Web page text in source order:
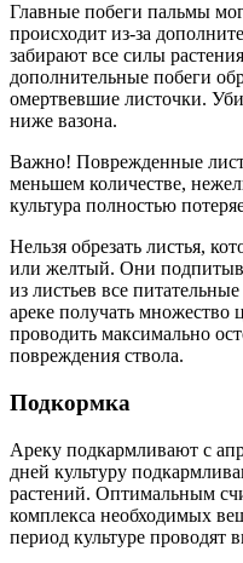
Главные побеги пальмы
происходит из-за
забирают все силы
дополнительные побеги
омертвевшие листочки.
ниже вазона.
Важно! Поврежденные
меньшем количестве,
культура полностью
Нельзя обрезать листья,
или желтый. Они
из листьев все
ареке получать множество
проводить максимально
повреждения ствола.
Подкормка
Ареку подкармливают с
дней культуру
растений. Оптимальным
комплекса необходимых
период культуре проводят